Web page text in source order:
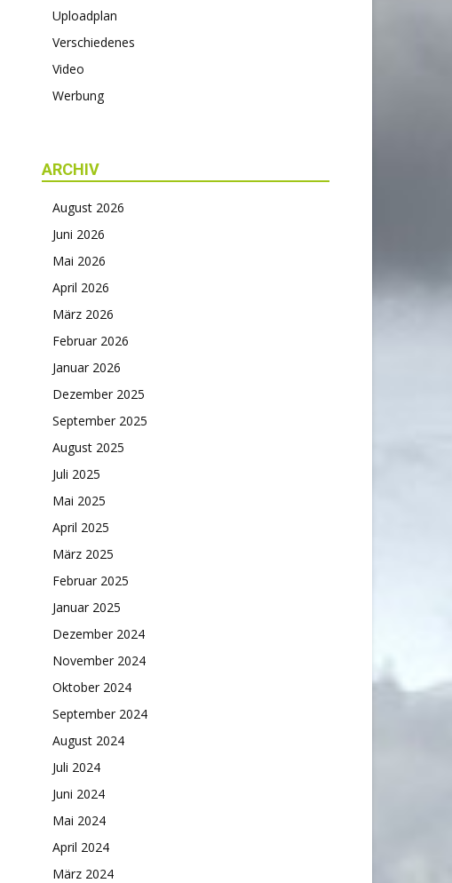
Uploadplan
Verschiedenes
Video
Werbung
ARCHIV
August 2026
Juni 2026
Mai 2026
April 2026
März 2026
Februar 2026
Januar 2026
Dezember 2025
September 2025
August 2025
Juli 2025
Mai 2025
April 2025
März 2025
Februar 2025
Januar 2025
Dezember 2024
November 2024
Oktober 2024
September 2024
August 2024
Juli 2024
Juni 2024
Mai 2024
April 2024
März 2024